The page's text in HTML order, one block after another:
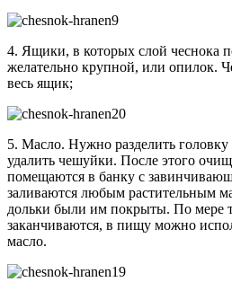
4. Ящики, в которых слой чеснока
желательно крупной, или опилок.
весь ящик;
5. Масло. Нужно разделить
удалить чешуйки. После этого
помещаются в банку с
заливаются любым растительным
дольки были им покрыты. По мере
заканчиваются, в пищу можно
масло.